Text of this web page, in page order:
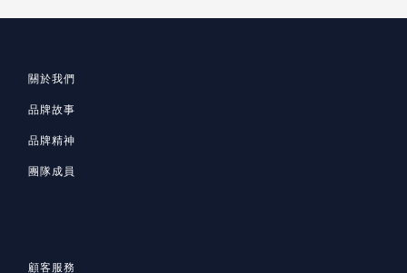
關於我們
品牌故事
品牌精神
團隊成員
顧客服務